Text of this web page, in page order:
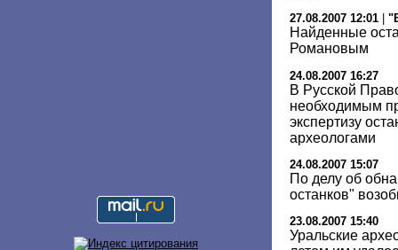
27.08.2007 12:01
Найденные
Романовым
24.08.2007 16:27
В Русской
необходимым
экспертизу
археологами
24.08.2007 15:07
По делу об
останков"
23.08.2007 15:40
Уральские